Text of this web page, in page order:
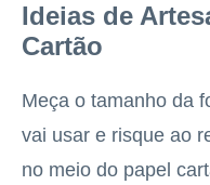
Ideias de
Cartão
Meça o tamanho da
vai usar e risque ao
no meio do papel